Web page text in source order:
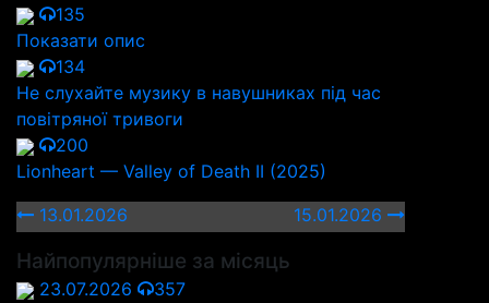
135
Показати опис
134
Не слухайте музику в навушниках під час
повітряної тривоги
200
Lionheart — Valley of Death II (2025)
13.01.2026
15.01.2026
Найпопулярніше за місяць
23.07.2026
357